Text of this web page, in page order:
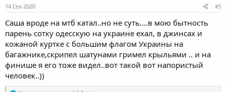
14 Сен 2020 #5
Саша вроде на мтб катал..но не суть....в мою бытность
парень сотку одесскую на украине ехал, в джинсах и
кожаной куртке с большим флагом Украины на
багажнике,скрипел шатунами гримел крыльями .. и на
финише я его тоже видел..вот такой вот напористый
человек..))